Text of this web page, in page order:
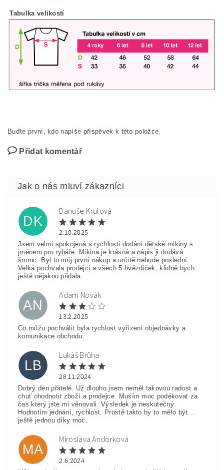
Tabulka velikostí
Buďte první, kdo napíše příspěvek k této položce.
Přidat komentář
DK
Danuše Krulová
2.10.2025
Jsem velmi spokojená s rychlosti dodání dětské mikiny s
jménem pro rybáře. Mikina je krásná a nápis ji dodává
šmrnc. Byl to můj první nákup a určitě nebude poslední.
Velká pochvala prodejci a všech 5 hvězdiček, klidně bych
ještě nějakou přidala.
AN
Adam Novák
13.2.2025
Co můžu pochválit byla rychlost vyřízení objednávky a
komunikace obchodu.
LB
Lukáš Brůha
28.11.2024
Dobrý den přátelé. Už dlouho jsem neměl takovou radost a
chuť ohodnotit zboží a prodejce. Musím moc poděkovat za
čas který jste mi věnovali. Výsledek je neskutečný.
Hodnotím jednání, rychlost. Prostě takto by to mělo být....
ještě jednou díky moc.
MA
Miroslava Andorková
2.6.2024